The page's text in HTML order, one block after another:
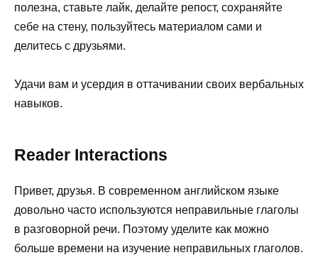
полезна, ставьте лайк, делайте репост, сохраняйте
себе на стену, пользуйтесь материалом сами и
делитесь с друзьями.
Удачи вам и усердия в оттачивании своих вербальных
навыков.
Reader Interactions
Привет, друзья. В современном английском языке
довольно часто используются неправильные глаголы
в разговорной речи. Поэтому уделите как можно
больше времени на изучение неправильных глаголов.